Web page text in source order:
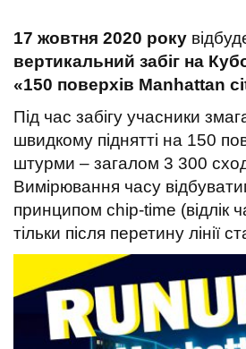
17 жовтня 2020 року
вертикальний забіг на
«150 поверхів Manhattan
Під час забігу учасники
швидкому піднятті на 150
штурми – загалом 3 300
Вимірювання часу
принципом chip-time (відлік
тільки після перетину лінії